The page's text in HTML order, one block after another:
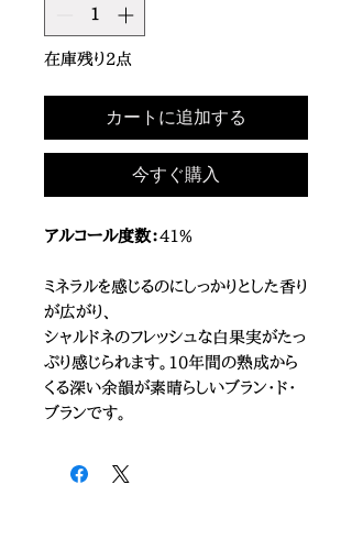
在庫残り2点
カートに追加する
今すぐ購入
アルコール度数：41%
ミネラルを感じるのにしっかりとした香り
が広がり、
シャルドネのフレッシュな白果実がたっ
ぷり感じられます。10年間の熟成から
くる深い余韻が素晴らしいブラン・ド・
ブランです。